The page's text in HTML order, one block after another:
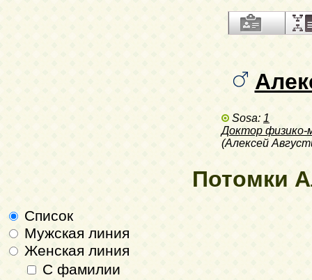
Sosa: 1
Доктор физико-
(Алексей
Потомки
Список
Мужская линия
Женская линия
С фамилии